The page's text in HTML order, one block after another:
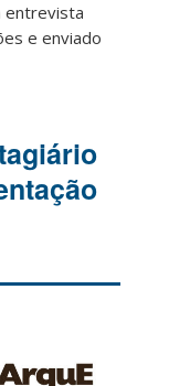
entrevista
e enviado